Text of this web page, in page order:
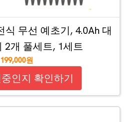
무선 예초기, 4.0Ah 대
2개 풀세트, 1세트
199,000원
인지 확인하기